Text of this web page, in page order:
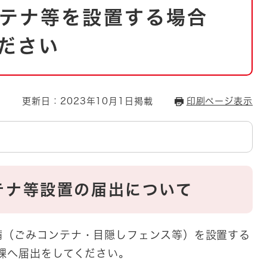
とじる
ナ等を設置する場合
さい
更新日：2023年10月1日掲載 印刷ページ表示
等設置の届出について
ごみコンテナ・目隠しフェンス等）を設置する
届出をしてください。